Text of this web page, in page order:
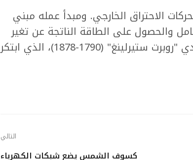
الاحتراق الخارجي. ومبدأ عمله مبني
والحصول على الطاقة الناتجة عن تغير
الضغط. وسمي المحرك نسبة للاسكتلندي "روبرت ستيرلينغ" (1790-1878)، الذي ابتكر
التالي
كسوف الشمس يضع شبكات الكهرباء